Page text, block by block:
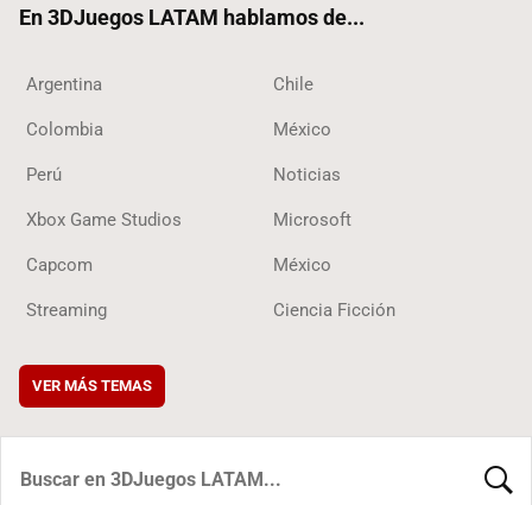
En 3DJuegos LATAM hablamos de...
Argentina Chile
Colombia México
Perú Noticias
Xbox Game Studios Microsoft
Capcom México
Streaming Ciencia Ficción
VER MÁS TEMAS